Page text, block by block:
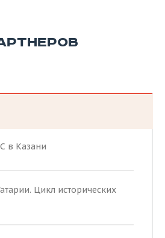
в Казани
Цикл исторических